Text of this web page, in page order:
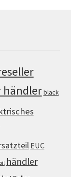
black
EUC
händler